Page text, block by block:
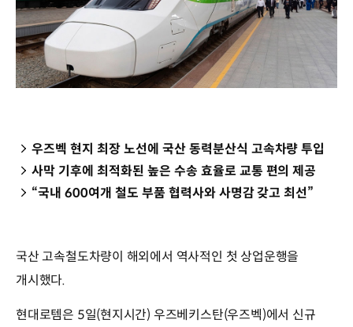
우즈벡 현지 최장 노선에 국산 동력분산식 고속차량 투입
사막 기후에 최적화된 높은 수송 효율로 교통 편의 제공
“국내 600여개 철도 부품 협력사와 사명감 갖고 최선”
국산 고속철도차량이 해외에서 역사적인 첫 상업운행을
개시했다.
현대로템은 5일(현지시간) 우즈베키스탄(우즈벡)에서 신규